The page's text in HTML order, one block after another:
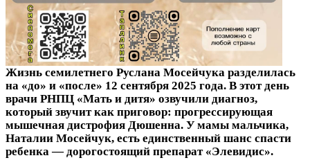
Жизнь семилетнего Руслана Мосейчука разделилась
на «до» и «после» 12 сентября 2025 года. В этот день
врачи РНПЦ «Мать и дитя» озвучили диагноз,
который звучит как приговор: прогрессирующая
мышечная дистрофия Дюшенна. У мамы мальчика,
Наталии Мосейчук, есть единственный шанс спасти
ребенка — дорогостоящий препарат «Элевидис».